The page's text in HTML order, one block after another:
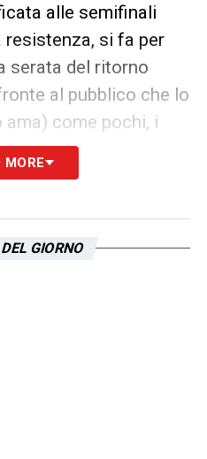
alle semifinali
resistenza, si fa per
serata del ritorno
al pubblico che lo
come pochi, i
di cadere nella
post derby.
SU CALCIONEWS24
MORE
GIORNO